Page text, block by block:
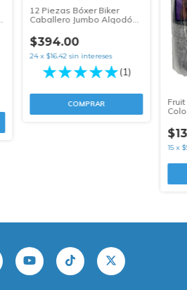
12 Piezas Bóxer Biker
Caballero Jumbo Algodón
$394.00
24 x $16.42 sin intereses
(1)
COMPRAR
15 x